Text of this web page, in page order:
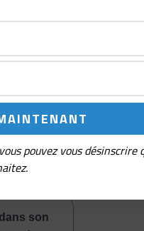
de
offrir ou pour
au prix de 4,99$
taille 6 mois.
pouvez vous désinscrire